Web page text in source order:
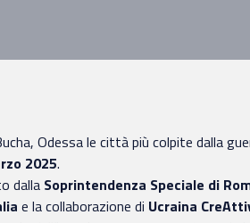
Odessa le città più colpite dalla
2025.
dalla Soprintendenza Speciale di
e la collaborazione di Ucraina